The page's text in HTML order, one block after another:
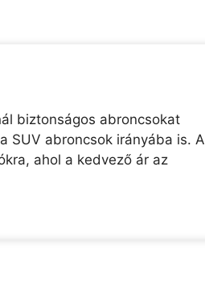
biztonságos abroncsokat
SUV abroncsok irányába is. A
ahol a kedvező ár az